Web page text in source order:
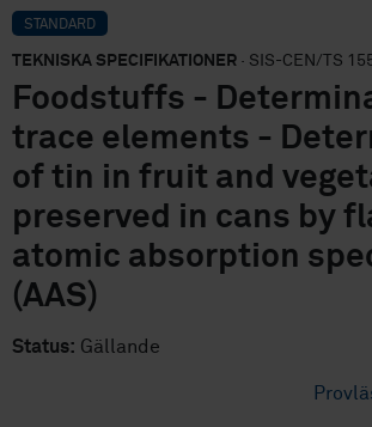
STANDARD
TEKNISKA SPECIFIKATIONER · SIS-CEN/TS
Foodstuffs -
trace elements -
of tin in fruit and
preserved in cans by
atomic absorption
(AAS)
Status: Gällande